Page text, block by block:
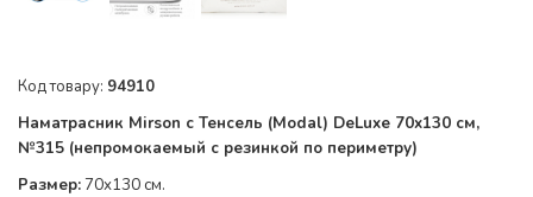
Код товару: 94910
Наматрасник Mirson с Тенсель (Modal) DeLuxe 70x130 см,
№315 (непромокаемый с резинкой по периметру)
Размер: 70x130 см.